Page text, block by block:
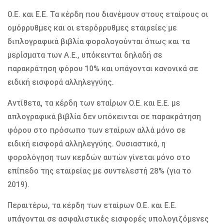
Ο.Ε. και Ε.Ε. Τα κέρδη που διανέμουν στους εταίρους οι
ομόρρυθμες και οι ετερόρρυθμες εταιρείες με
διπλογραφικά βιβλία φορολογούνται όπως και τα
μερίσματα των Α.Ε., υπόκεινται δηλαδή σε
παρακράτηση φόρου 10% και υπάγονται κανονικά σε
ειδική εισφορά αλληλεγγύης.
Αντίθετα, τα κέρδη των εταίρων Ο.Ε. και Ε.Ε. με
απλογραφικά βιβλία δεν υπόκεινται σε παρακράτηση
φόρου στο πρόσωπο των εταίρων αλλά μόνο σε
ειδική εισφορά αλληλεγγύης. Ουσιαστικά, η
φορολόγηση των κερδών αυτών γίνεται μόνο στο
επίπεδο της εταιρείας με συντελεστή 28% (για το
2019).
Περαιτέρω, τα κέρδη των εταίρων Ο.Ε. και Ε.Ε.
υπάγονται σε ασφαλιστικές εισφορές υπολογιζόμενες